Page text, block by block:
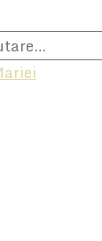
Mariei
avem